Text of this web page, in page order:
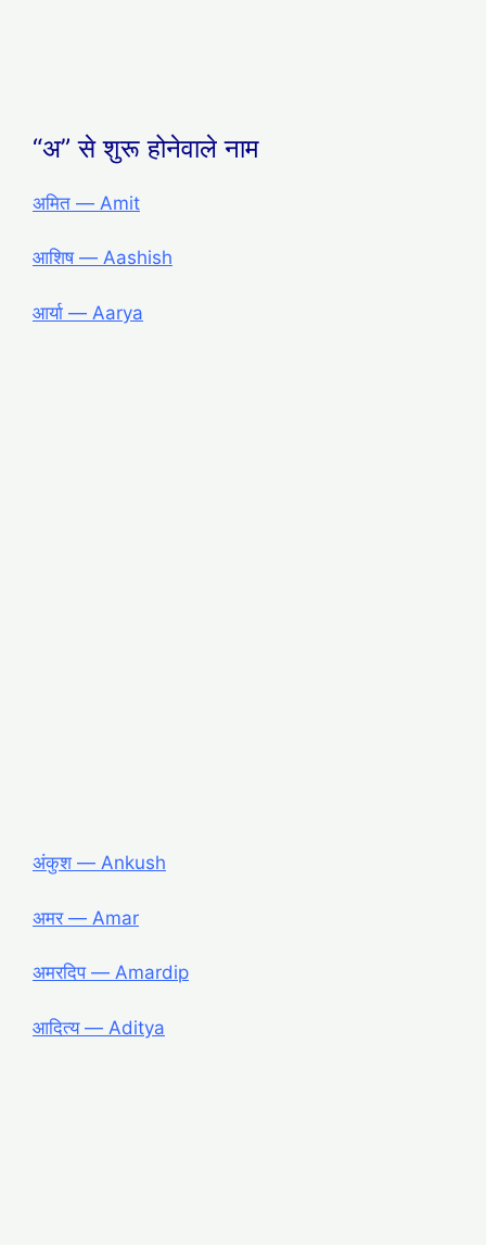
“अ” से शुरू होनेवाले नाम
अमित ― Amit
आशिष ― Aashish
आर्या ― Aarya
अंकुश ― Ankush
अमर ― Amar
अमरदिप ― Amardip
आदित्य ― Aditya